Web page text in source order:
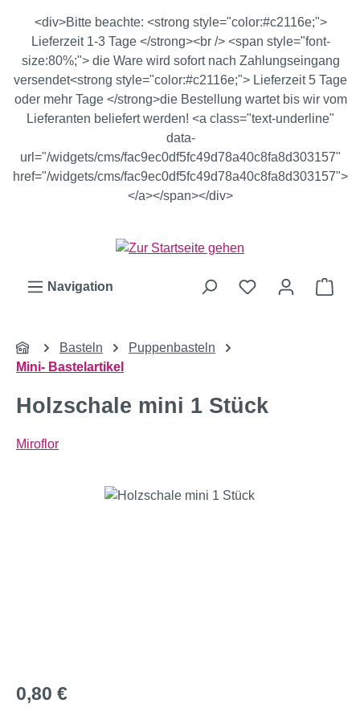
Zum Hauptinhalt springen
<div>Bitte beachte: <strong style="color:#c2116e;">
Lieferzeit 1-3 Tage </strong><br /> <span style="font-
size:80%;"> die Ware wird sofort nach Zahlungseingang
versendet<strong style="color:#c2116e;"> Lieferzeit 5 Tage
oder mehr Tage </strong>die Bestellung wartet bis wir vom
Lieferanten beliefert werden! <a class="text-underline"
data-
url="/widgets/cms/fac9ec0df5fc49d78a40c8fa8d303157"
href="/widgets/cms/fac9ec0df5fc49d78a40c8fa8d303157">
</a></span></div>
Navigation
Basteln
Puppenbasteln
Mini- Bastelartikel
Holzschale mini 1 Stück
Miroflor
Bildergalerie überspringen
Regulärer Preis:
0,80 €